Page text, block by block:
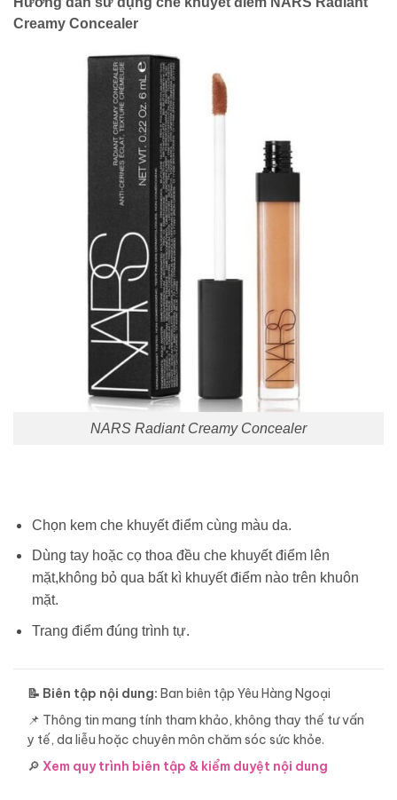
Creamy Concealer
NARS Radiant Creamy Concealer
Chọn kem che khuyết điểm cùng màu da.
Dùng tay hoặc cọ thoa đều che khuyết điểm lên
mặt,không bỏ qua bất kì khuyết điểm nào trên khuôn
mặt.
Trang điểm đúng trình tự.
📝 Biên tập nội dung: Ban biên tập Yêu Hàng Ngoại
📌 Thông tin mang tính tham khảo, không thay thế tư vấn
y tế, da liễu hoặc chuyên môn chăm sóc sức khỏe.
🔎 Xem quy trình biên tập & kiểm duyệt nội dung